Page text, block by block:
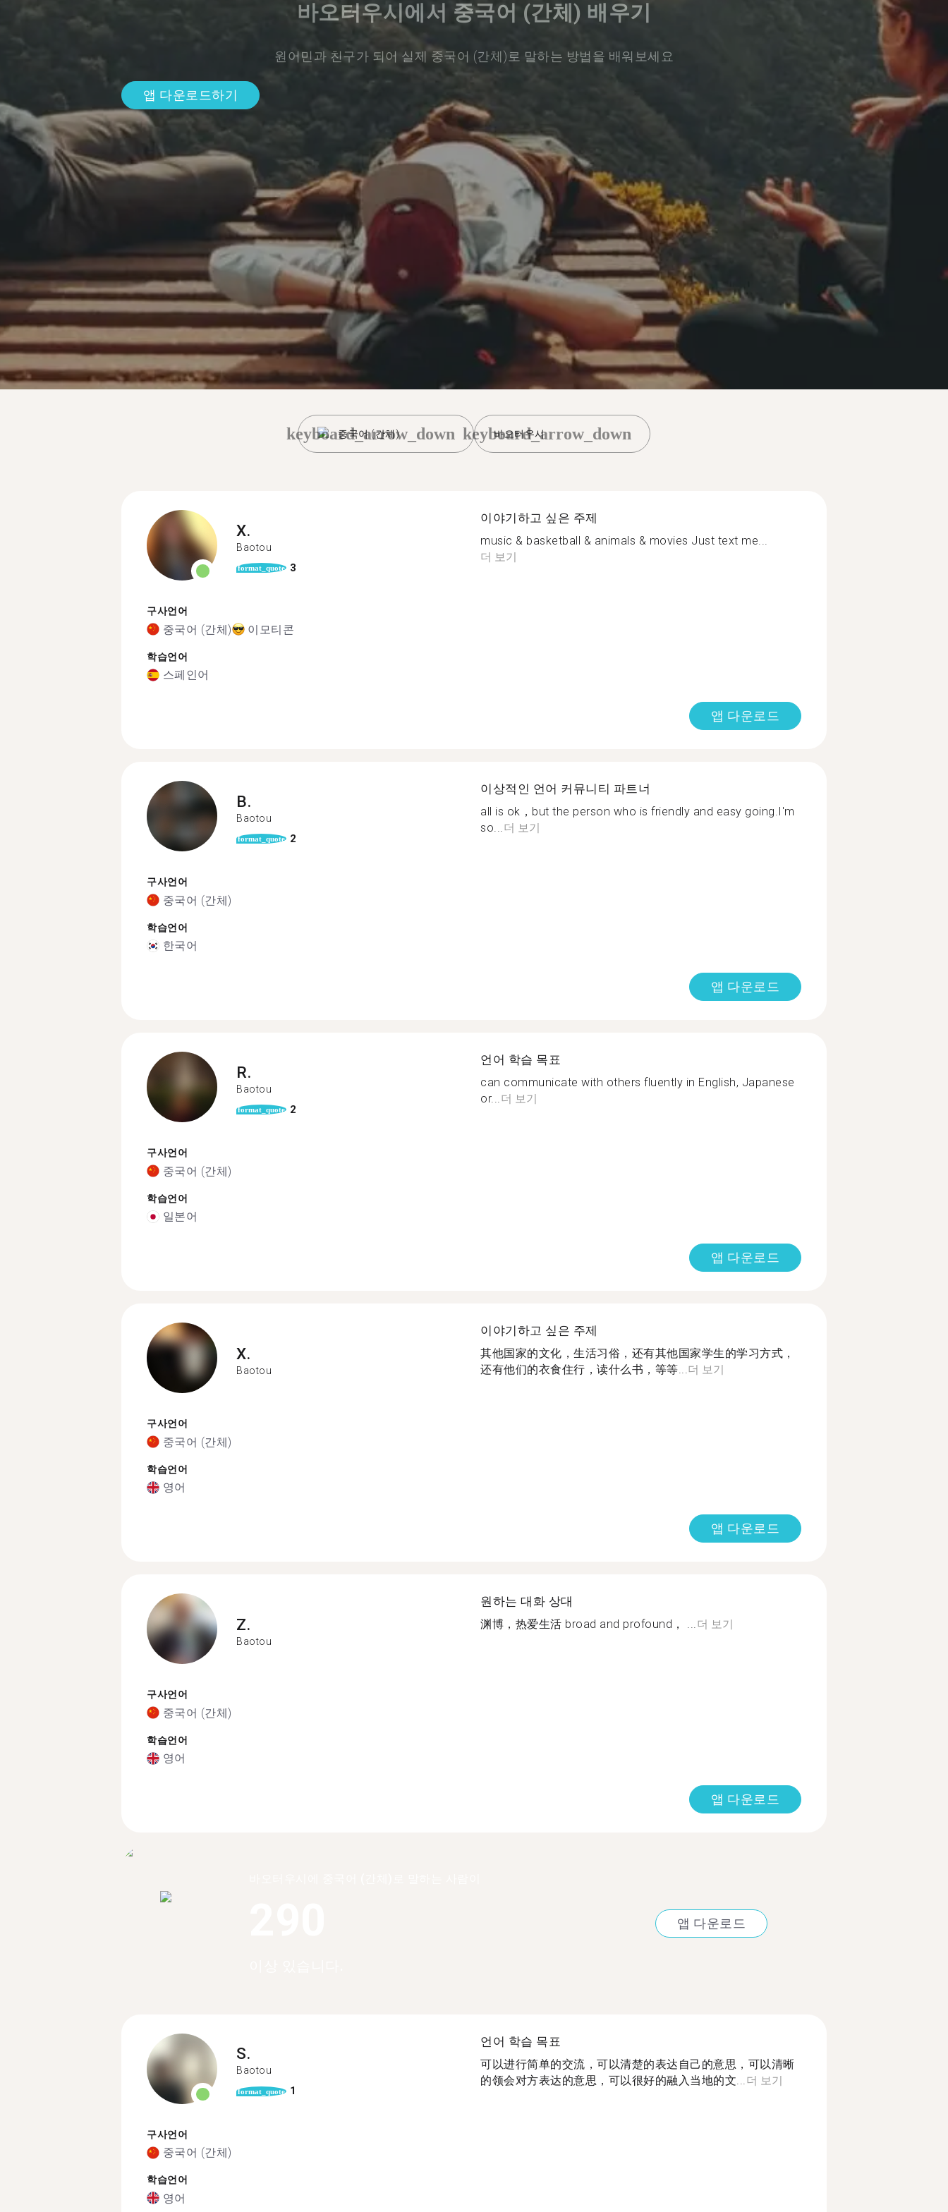
바오터우시에서 중국어 (간체) 배우기
원어민과 친구가 되어 실제 중국어 (간체)로 말하는 방법을 배워보세요
앱 다운로드하기
중국어 (간체)
keyboard_arrow_down 바오터우시
keyboard_arrow_down
X.
Baotou
format_quote 3
구사언어
중국어 (간체) 이모티콘
학습언어
스페인어
이야기하고 싶은 주제
music & basketball & animals & movies Just text me...
더 보기
앱 다운로드
B.
Baotou
format_quote 2
구사언어
중국어 (간체)
학습언어
한국어
이상적인 언어 커뮤니티 파트너
all is ok，but the person who is friendly and easy going.I'm
so...더 보기
앱 다운로드
R.
Baotou
format_quote 2
구사언어
중국어 (간체)
학습언어
일본어
언어 학습 목표
can communicate with others fluently in English, Japanese
or...더 보기
앱 다운로드
X.
Baotou
구사언어
중국어 (간체)
학습언어
영어
이야기하고 싶은 주제
其他国家的文化，生活习俗，还有其他国家学生的学习方式，
还有他们的衣食住行，读什么书，等等...더 보기
앱 다운로드
Z.
Baotou
구사언어
중국어 (간체)
학습언어
영어
원하는 대화 상대
渊博，热爱生活 broad and profound， ...더 보기
앱 다운로드
앱 다운로드
S.
Baotou
format_quote 1
구사언어
중국어 (간체)
학습언어
영어
언어 학습 목표
可以进行简单的交流，可以清楚的表达自己的意思，可以清晰
的领会对方表达的意思，可以很好的融入当地的文... 더 보기